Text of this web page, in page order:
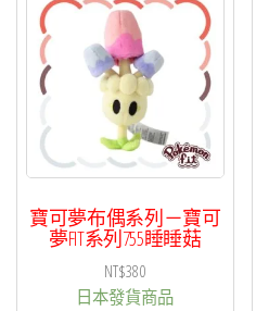
項
寶可夢布偶系列－寶可
夢FIT系列755睡睡菇
NT$380
日本發貨商品